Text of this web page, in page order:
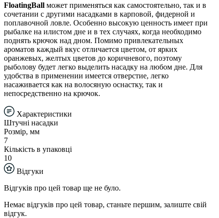
FloatingBall может применяться как самостоятельно, так и в
сочетании с другими насадками в карповой, фидерной и
поплавочной ловле. Особенно высокую ценность имеет при
рыбалке на илистом дне и в тех случаях, когда необходимо
поднять крючок над дном. Помимо привлекательных
ароматов каждый вкус отличается цветом, от ярких
оранжевых, желтых цветов до коричневого, поэтому
рыболову будет легко выделить насадку на любом дне. Для
удобства в применении имеется отверстие, легко
насаживается как на волосяную оснастку, так и
непосредственно на крючок.
Характеристики
Штучні насадки
Розмір, мм
7
Кількість в упаковці
10
Відгуки
Відгуків про цей товар ще не було.
Немає відгуків про цей товар, станьте першим, залиште свій
відгук.